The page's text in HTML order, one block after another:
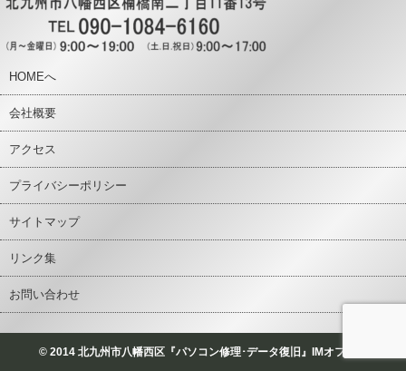
HOMEへ
会社概要
アクセス
プライバシーポリシー
サイトマップ
リンク集
お問い合わせ
© 2014 北九州市八幡西区『パソコン修理･データ復旧』IMオフィス